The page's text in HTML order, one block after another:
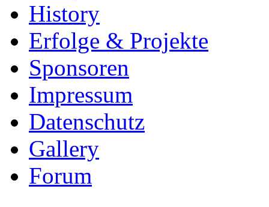
History
Erfolge & Projekte
Sponsoren
Impressum
Datenschutz
Gallery
Forum